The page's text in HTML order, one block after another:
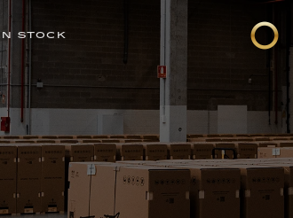
IN STOCK